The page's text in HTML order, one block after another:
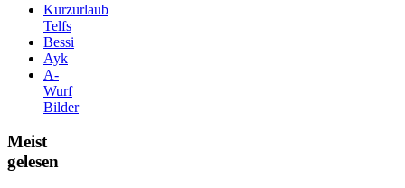
Kurzurlaub
Telfs
Bessi
Ayk
A-
Wurf
Bilder
Meist
gelesen